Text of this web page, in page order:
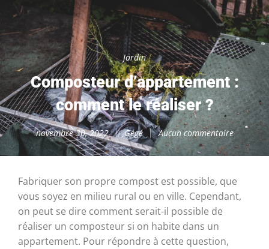
Jardin
Composteur d’appartement :
comment le réaliser ?
novembre 30, 2022 Gégé Aucun commentaire
Fabriquer son propre compost est possible, que
vous soyez en milieu rural ou en ville. Cependant,
on peut se dire comment serait-il possible de
réaliser un composteur si on habite dans un
appartement. Pour répondre à cette question,